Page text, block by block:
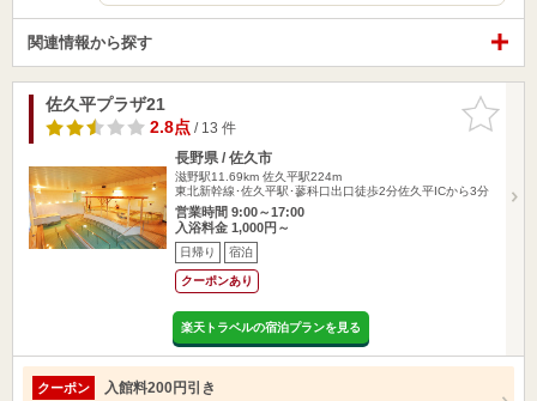
関連情報から探す
お気に入
りに追加
佐久平プラザ21
2.8点/ 13 件
長野県 / 佐久市
滋野駅11.69km 佐久平駅224m
東北新幹線･佐久平駅･蓼科口出口徒歩2分佐久平ICから3分
営業時間 9:00～17:00
入浴料金 1,000円～
日帰り 宿泊
クーポンあり
楽天トラベルの宿泊プランを見る
クーポン 入館料200円引き